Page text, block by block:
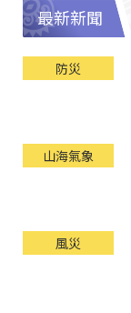
最新新聞
防災
山海氣象
風災